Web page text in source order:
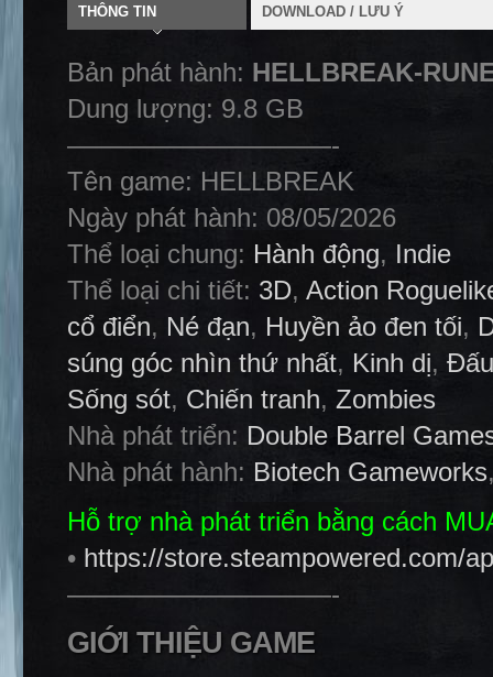
THÔNG TIN DOWNLOAD / LƯU Ý
Bản phát hành: HELLBREAK-
Dung lượng: 9.8 GB
——————————-
Tên game: HELLBREAK
Ngày phát hành: 08/05/2026
Thể loại chung: Hành động, Indie
Thể loại chi tiết: 3D, Action
cổ điển, Né đạn, Huyền ảo đen tối,
súng góc nhìn thứ nhất, Kinh dị,
Sống sót, Chiến tranh, Zombies
Nhà phát triển: Double Barrel
Nhà phát hành: Biotech Gameworks
Hỗ trợ nhà phát triển bằng cách
• https://store.steampowered.com/
——————————-
GIỚI THIỆU GAME